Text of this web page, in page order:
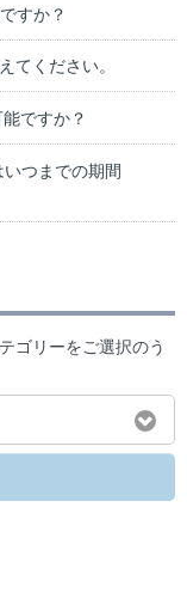
すか？
てください。
ですか？
いつまでの期間
ゴリーをご選択のう